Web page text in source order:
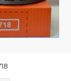
ленты
ООО «Клинотек